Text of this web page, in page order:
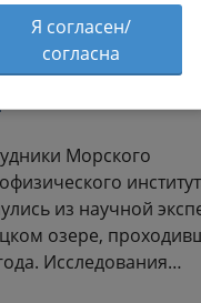
Телецкое
августа 2024 г.
Морского
из научной
озере,
Исследования…
Я согласен/
согласна